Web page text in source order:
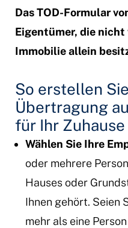
Das TOD-Formular
Eigentümer, die
Immobilie allein
So erstellen
Übertragung
für Ihr Zuhause
Wählen Sie Ihre
oder mehrere
Hauses oder
Ihnen gehört. Seien
mehr als eine